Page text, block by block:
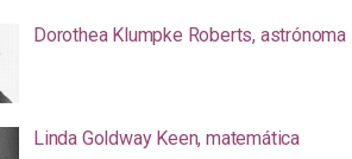
Dorothea Klumpke Roberts, astrónoma
Linda Goldway Keen, matemática